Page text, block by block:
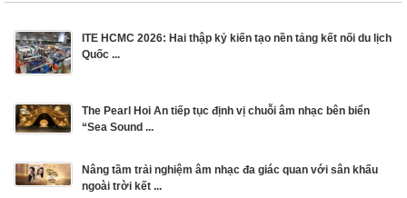
ITE HCMC 2026: Hai thập kỷ kiến tạo nền tảng kết nối du lịch
Quốc ...
The Pearl Hoi An tiếp tục định vị chuỗi âm nhạc bên biển
“Sea Sound ...
Nâng tầm trải nghiệm âm nhạc đa giác quan với sân khấu
ngoài trời kết ...